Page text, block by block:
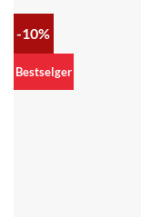
-10%
Bestselger